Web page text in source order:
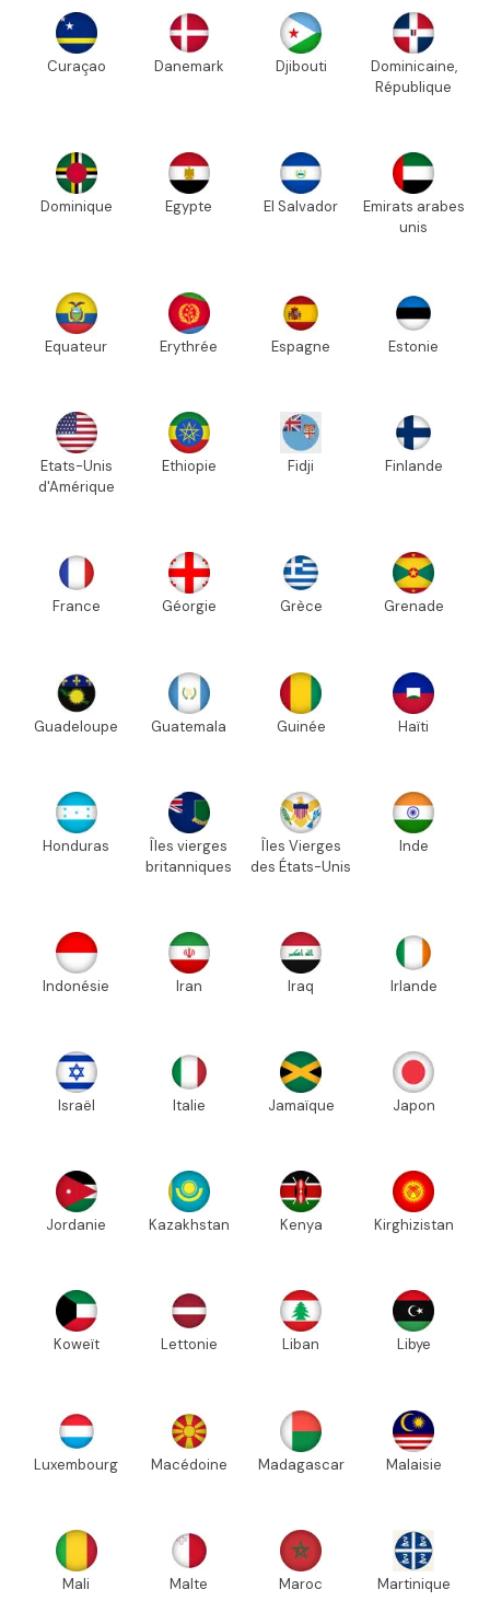
Curaçao Danemark Djibouti
Dominicaine,
République
Dominique Egypte El Salvador
Emirats arabes
unis
Equateur Erythrée Espagne Estonie
Etats-Unis
d'Amérique
Ethiopie Fidji Finlande
France Géorgie Grèce Grenade
Guadeloupe Guatemala Guinée Haïti
Honduras
Îles vierges
britanniques
Îles Vierges
des États-Unis
Inde
Indonésie Iran Iraq Irlande
Israël Italie Jamaïque Japon
Jordanie Kazakhstan Kenya Kirghizistan
Koweït Lettonie Liban Libye
Luxembourg Macédoine Madagascar Malaisie
Mali Malte Maroc Martinique